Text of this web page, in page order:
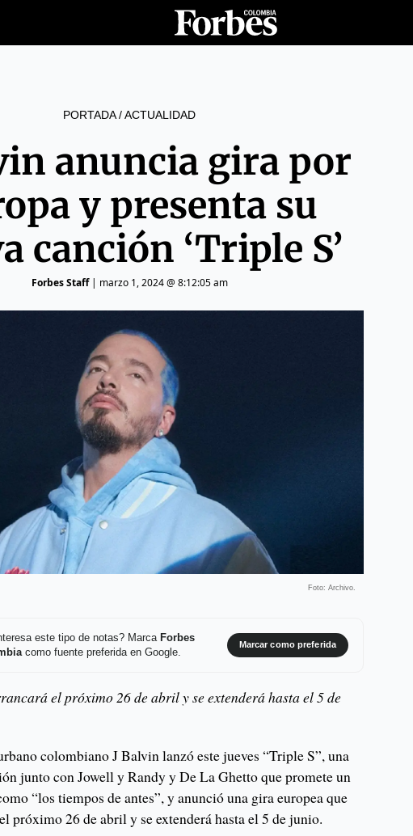
PORTADA/ACTUALIDAD
anuncia gira por
y presenta su
canción ‘Triple S’
Forbes Staff| marzo 1, 2024 @ 8:12:05 am
Foto: Archivo.
este tipo de notas? Marca Forbes
como fuente preferida en Google.
Marcar como preferida
el próximo 26 de abril y se extenderá hasta el 5 de
colombiano J Balvin lanzó este jueves “Triple S”, una
junto con Jowell y Randy y De La Ghetto que promete un
“los tiempos de antes”, y anunció una gira europea que
próximo 26 de abril y se extenderá hasta el 5 de junio.